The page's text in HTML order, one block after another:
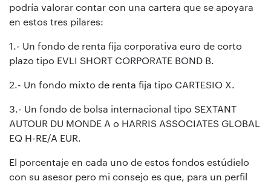
podría valorar contar con una cartera que se apoyara
en estos tres pilares:
1.- Un fondo de renta fija corporativa euro de corto
plazo tipo EVLI SHORT CORPORATE BOND B.
2.- Un fondo mixto de renta fija tipo CARTESIO X.
3.- Un fondo de bolsa internacional tipo SEXTANT
AUTOUR DU MONDE A o HARRIS ASSOCIATES GLOBAL
EQ H-RE/A EUR.
El porcentaje en cada uno de estos fondos estúdielo
con su asesor pero mi consejo es que, para un perfil